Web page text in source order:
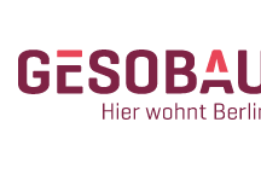
Zur Startseite